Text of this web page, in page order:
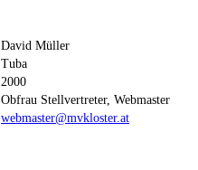
David Müller
Tuba
2000
Obfrau Stellvertreter, Webmaster
webmaster@mvkloster.at